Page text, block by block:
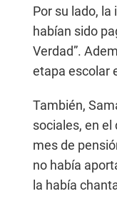
Por su lado,
habían sido
Verdad”.
etapa escolar
También,
sociales, en el
mes de
no había
la había